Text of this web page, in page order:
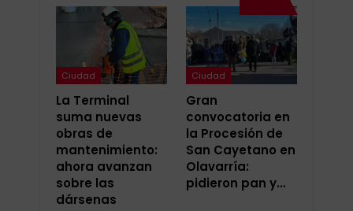
Ciudad
La Terminal
suma nuevas
obras de
mantenimiento:
ahora avanzan
sobre las
dársenas
Ciudad
Gran
convocatoria en
la Procesión de
San Cayetano en
Olavarría:
pidieron pan y…